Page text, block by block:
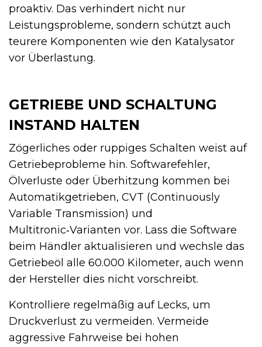
proaktiv. Das verhindert nicht nur
Leistungsprobleme, sondern schützt auch
teurere Komponenten wie den Katalysator
vor Überlastung.
GETRIEBE UND SCHALTUNG
INSTAND HALTEN
Zögerliches oder ruppiges Schalten weist auf
Getriebeprobleme hin. Softwarefehler,
Ölverluste oder Überhitzung kommen bei
Automatikgetrieben, CVT (Continuously
Variable Transmission) und
Multitronic‑Varianten vor. Lass die Software
beim Händler aktualisieren und wechsle das
Getriebeöl alle 60.000 Kilometer, auch wenn
der Hersteller dies nicht vorschreibt.
Kontrolliere regelmäßig auf Lecks, um
Druckverlust zu vermeiden. Vermeide
aggressive Fahrweise bei hohen